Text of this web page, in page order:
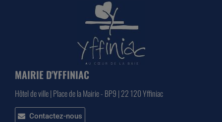
MAIRIE D'YFFINIAC
Hôtel de ville | Place de la Mairie - BP9 | 22 120 Yffiniac
Contactez-nous